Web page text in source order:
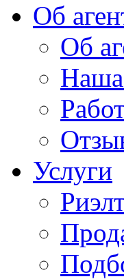
Об
Об
Наша
Услуги